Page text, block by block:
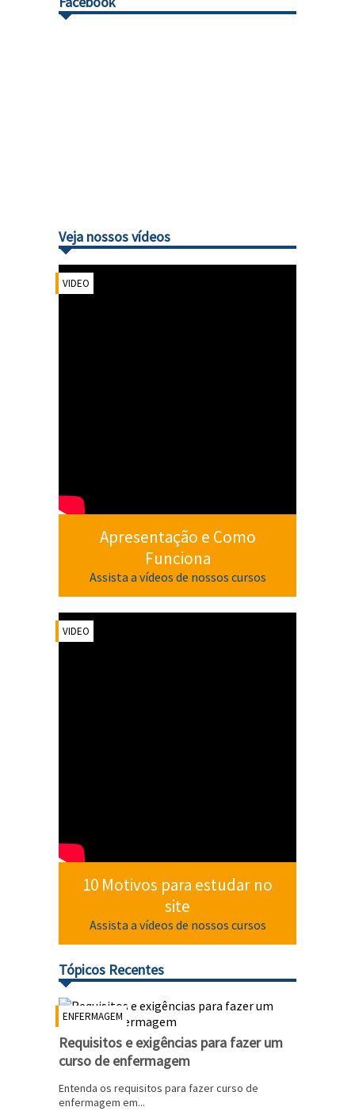
Veja nossos vídeos
VIDEO
Apresentação e Como
Funciona
Assista a vídeos de nossos cursos
VIDEO
10 Motivos para estudar no
site
Assista a vídeos de nossos cursos
Tópicos Recentes
ENFERMAGEM
Requisitos e exigências para fazer um
curso de enfermagem
Entenda os requisitos para fazer curso de
enfermagem em...